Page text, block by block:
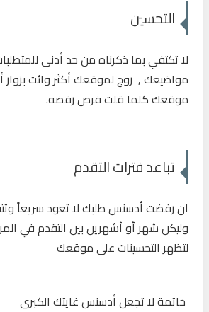
التحسين
لا تكتفي بما ذكرناه من حد أدنى
مواضيعك , روج لموقعك أكثر وائت بزوار
موقعك كلما قلت فرص رفضه.
تباعد فترات التقدم
ان رفضت أدسنس طلبك لا تعود سريعاً
وليكن شهر أو أشهرين بين التقدم في
لتظهر التحسينات على موقعك
خاتمة لا تجعل أدسنس غايتك الكبرى